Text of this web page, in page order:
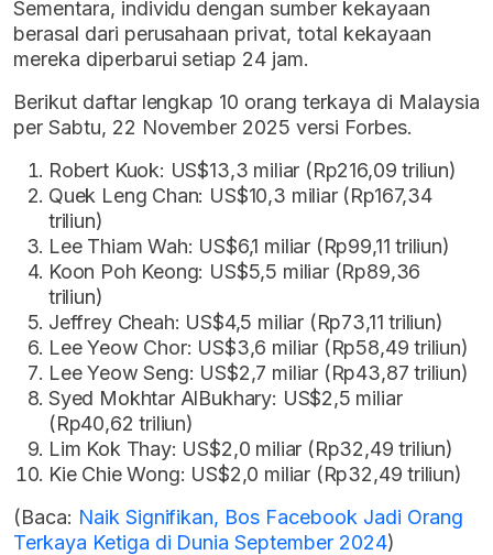
Sementara, individu dengan sumber kekayaan
berasal dari perusahaan privat, total kekayaan
mereka diperbarui setiap 24 jam.
Berikut daftar lengkap 10 orang terkaya di Malaysia
per Sabtu, 22 November 2025 versi Forbes.
Robert Kuok: US$13,3 miliar (Rp216,09 triliun)
Quek Leng Chan: US$10,3 miliar (Rp167,34
triliun)
Lee Thiam Wah: US$6,1 miliar (Rp99,11 triliun)
Koon Poh Keong: US$5,5 miliar (Rp89,36
triliun)
Jeffrey Cheah: US$4,5 miliar (Rp73,11 triliun)
Lee Yeow Chor: US$3,6 miliar (Rp58,49 triliun)
Lee Yeow Seng: US$2,7 miliar (Rp43,87 triliun)
Syed Mokhtar AlBukhary: US$2,5 miliar
(Rp40,62 triliun)
Lim Kok Thay: US$2,0 miliar (Rp32,49 triliun)
Kie Chie Wong: US$2,0 miliar (Rp32,49 triliun)
(Baca: Naik Signifikan, Bos Facebook Jadi Orang
Terkaya Ketiga di Dunia September 2024)